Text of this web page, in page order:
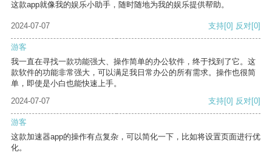
这款app就像我的娱乐小助手，随时随地为我的娱乐提供帮助。
2024-07-07 支持[0] 反对[0]
游客
我一直在寻找一款功能强大、操作简单的办公软件，终于找到了它。这
款软件的功能非常强大，可以满足我日常办公的所有需求。操作也很简
单，即使是小白也能快速上手。
2024-07-07
支持[0] 反对[0]
游客
这款加速器app的操作有点复杂，可以简化一下，比如将设置页面进行优
化。